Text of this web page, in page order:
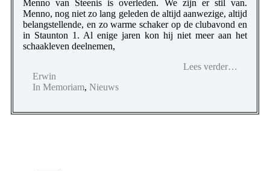
Menno van Steenis is overleden. We zijn er stil van.
Menno, nog niet zo lang geleden de altijd aanwezige, altijd
belangstellende, en zo warme schaker op de clubavond en
in Staunton 1. Al enige jaren kon hij niet meer aan het
schaakleven deelnemen,
Lees verder…
Erwin
In Memoriam, Nieuws